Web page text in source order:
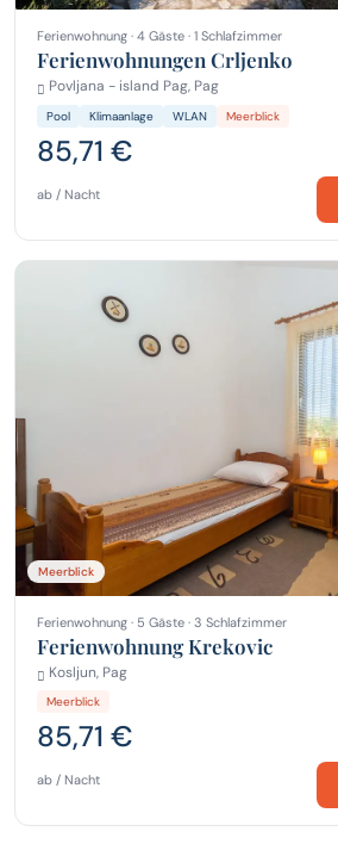
Ferienwohnung · 4 Gäste · 1 Schlafzimmer
Ferienwohnungen Crljenko
Povljana - island Pag, Pag
Pool Klimaanlage WLAN Meerblick
85,71 €
ab / Nacht
Meerblick
Ferienwohnung · 5 Gäste · 3 Schlafzimmer
Ferienwohnung Krekovic
Kosljun, Pag
Meerblick
85,71 €
ab / Nacht